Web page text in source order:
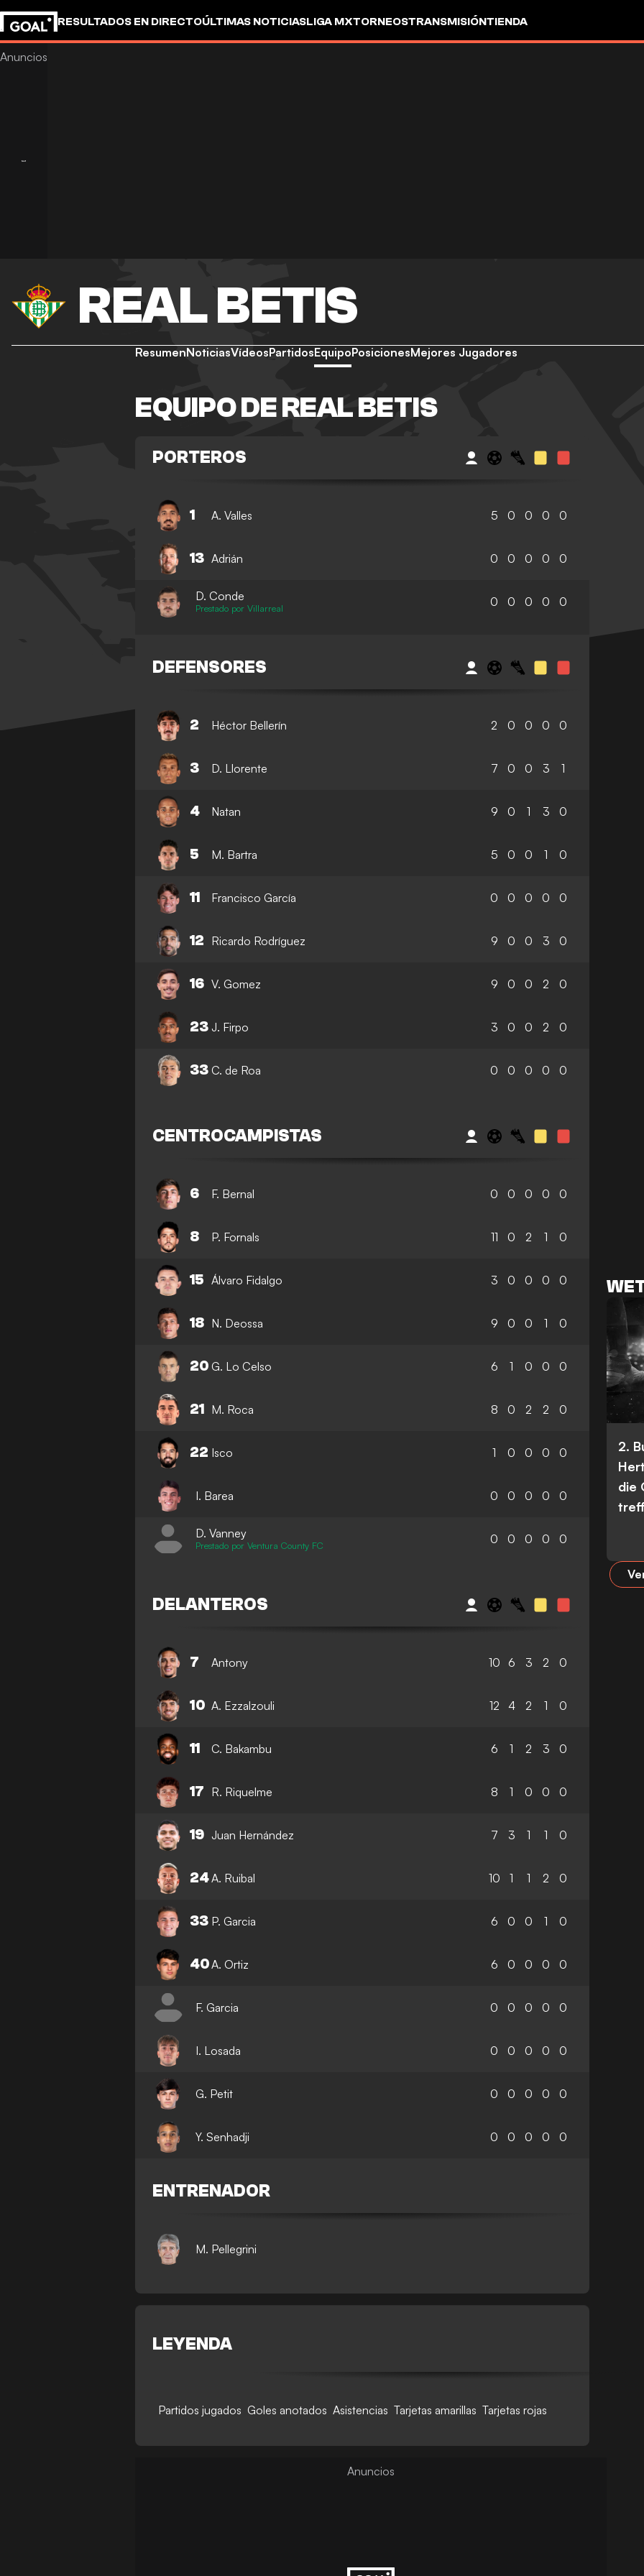
RESULTADOS EN DIRECTOÚLTIMAS NOTICIASLIGA MXTORNEOSTRANSMISIÓNTIENDA
REAL BETIS
ResumenNoticiasVídeosPartidosEquipoPosicionesMejores Jugadores
EQUIPO DE REAL BETIS
PORTEROS
1 A. Valles 5 0 0 0 0
13 Adrián 0 0 0 0 0
D. Conde
Prestado por Villarreal 0 0 0 0 0
DEFENSORES
2 Héctor Bellerín 2 0 0 0 0
3 D. Llorente 7 0 0 3 1
4 Natan 9 0 1 3 0
5 M. Bartra 5 0 0 1 0
11 Francisco García 0 0 0 0 0
12 Ricardo Rodríguez 9 0 0 3 0
16 V. Gomez 9 0 0 2 0
23 J. Firpo 3 0 0 2 0
33 C. de Roa 0 0 0 0 0
CENTROCAMPISTAS
6 F. Bernal 0 0 0 0 0
8 P. Fornals 11 0 2 1 0
15 Álvaro Fidalgo 3 0 0 0 0
18 N. Deossa 9 0 0 1 0
20 G. Lo Celso 6 1 0 0 0
21 M. Roca 8 0 2 2 0
22 Isco 1 0 0 0 0
I. Barea 0 0 0 0 0
D. Vanney
Prestado por Ventura County FC 0 0 0 0 0
DELANTEROS
7 Antony 10 6 3 2 0
10 A. Ezzalzouli 12 4 2 1 0
11 C. Bakambu 6 1 2 3 0
17 R. Riquelme 8 1 0 0 0
19 Juan Hernández 7 3 1 1 0
24A. Ruibal 10 1 1 2 0
33 P. Garcia 6 0 0 1 0
40A. Ortiz 6 0 0 0 0
F. Garcia 0 0 0 0 0
I. Losada 0 0 0 0 0
G. Petit 0 0 0 0 0
Y. Senhadji 0 0 0 0 0
ENTRENADOR
M. Pellegrini
LEYENDA
Partidos jugados Goles anotados Asistencias Tarjetas amarillas Tarjetas rojas
2.
die